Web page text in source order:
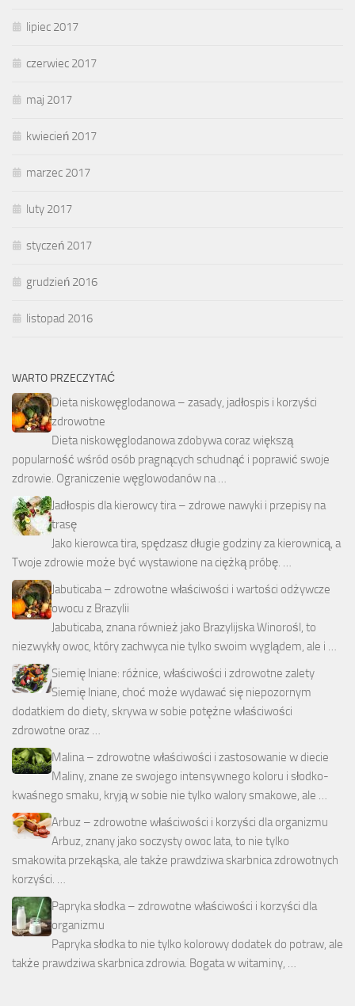
lipiec 2017
czerwiec 2017
maj 2017
kwiecień 2017
marzec 2017
luty 2017
styczeń 2017
grudzień 2016
listopad 2016
WARTO PRZECZYTAĆ
Dieta niskowęglodanowa – zasady, jadłospis i korzyści
zdrowotne
Dieta niskowęglodanowa zdobywa coraz większą
popularność wśród osób pragnących schudnąć i poprawić swoje
zdrowie. Ograniczenie węglowodanów na …
Jadłospis dla kierowcy tira – zdrowe nawyki i przepisy na
trasę
Jako kierowca tira, spędzasz długie godziny za kierownicą, a
Twoje zdrowie może być wystawione na ciężką próbę. …
Jabuticaba – zdrowotne właściwości i wartości odżywcze
owocu z Brazylii
Jabuticaba, znana również jako Brazylijska Winorośl, to
niezwykły owoc, który zachwyca nie tylko swoim wyglądem, ale i …
Siemię lniane: różnice, właściwości i zdrowotne zalety
Siemię lniane, choć może wydawać się niepozornym
dodatkiem do diety, skrywa w sobie potężne właściwości
zdrowotne oraz …
Malina – zdrowotne właściwości i zastosowanie w diecie
Maliny, znane ze swojego intensywnego koloru i słodko-
kwaśnego smaku, kryją w sobie nie tylko walory smakowe, ale …
Arbuz – zdrowotne właściwości i korzyści dla organizmu
Arbuz, znany jako soczysty owoc lata, to nie tylko
smakowita przekąska, ale także prawdziwa skarbnica zdrowotnych
korzyści. …
Papryka słodka – zdrowotne właściwości i korzyści dla
organizmu
Papryka słodka to nie tylko kolorowy dodatek do potraw, ale
także prawdziwa skarbnica zdrowia. Bogata w witaminy, …